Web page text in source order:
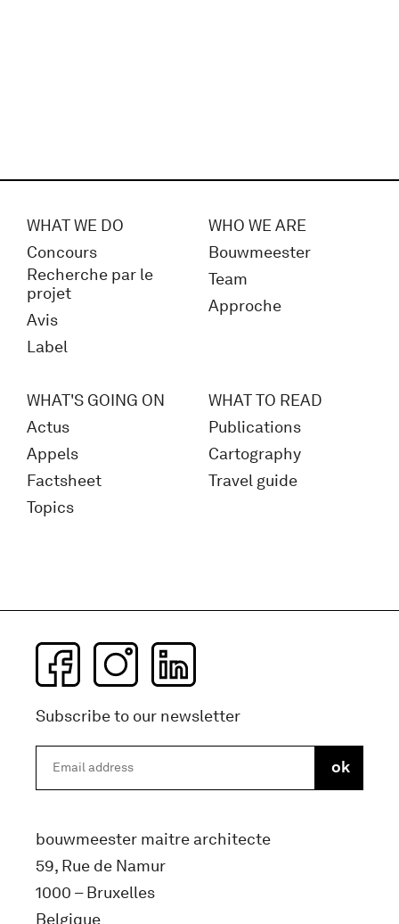
WHAT WE DO
Concours
Recherche par le
projet
Avis
Label
WHO WE ARE
Bouwmeester
Team
Approche
WHAT'S GOING ON
Actus
Appels
Factsheet
Topics
WHAT TO READ
Publications
Cartography
Travel guide
Subscribe to our newsletter
bouwmeester maitre architecte
59, Rue de Namur
1000 – Bruxelles
Belgique